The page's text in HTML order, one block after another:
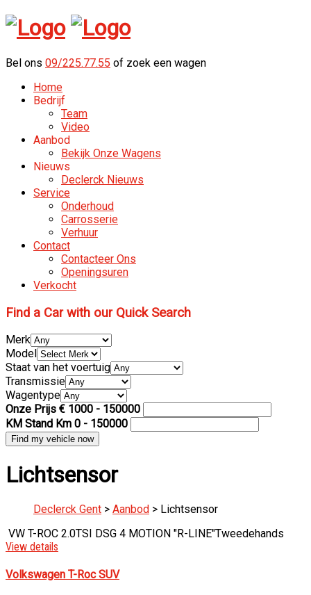
Bel ons 09/225.77.55 of zoek een wagen
Home
Bedrijf
Team
Video
Aanbod
Bekijk Onze Wagens
Nieuws
Declerck Nieuws
Service
Onderhoud
Carrosserie
Verhuur
Contact
Contacteer Ons
Openingsuren
Verkocht
Find a Car with our Quick Search
Merk
Model
Staat van het voertuig
Transmissie
Wagentype
Onze Prijs € 1000 - 150000
KM Stand Km 0 - 150000
Lichtsensor
Declerck Gent > Aanbod > Lichtsensor
VW T-ROC 2.0TSI DSG 4 MOTION "R-LINE"Tweedehands
View details
Volkswagen T-Roc SUV